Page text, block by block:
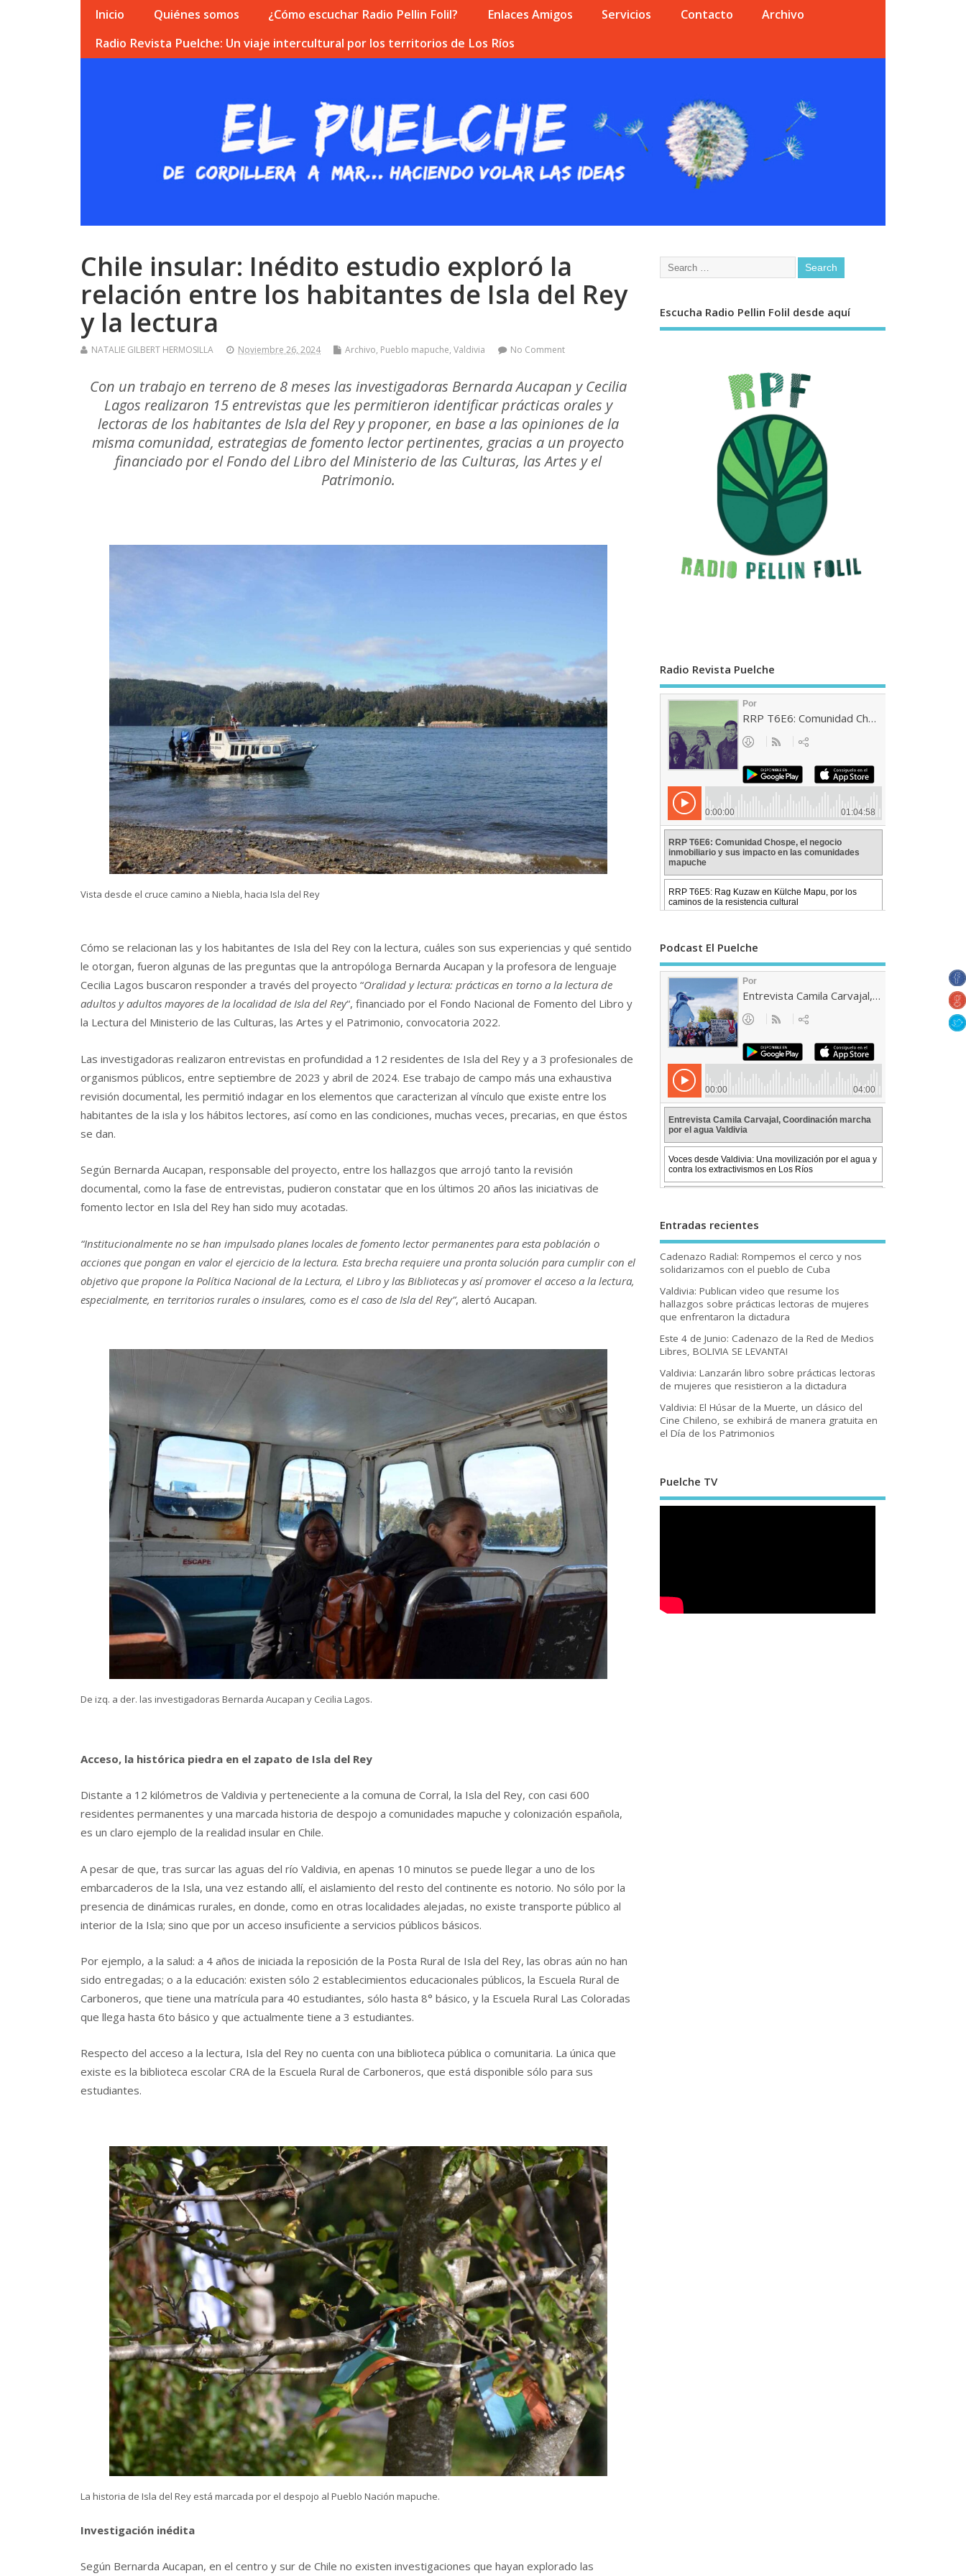
Inicio Quiénes somos ¿Cómo escuchar Radio Pellin Folil? Enlaces Amigos Servicios Contacto
Archivo
Radio Revista Puelche: Un viaje intercultural por los territorios de Los Ríos
Chile insular: Inédito estudio exploró la
relación entre los habitantes de Isla del Rey
y la lectura
NATALIE GILBERT HERMOSILLA Noviembre 26, 2024 Archivo, Pueblo mapuche, Valdivia No Comment
Con un trabajo en terreno de 8 meses las investigadoras Bernarda Aucapan y Cecilia
Lagos realizaron 15 entrevistas que les permitieron identificar prácticas orales y
lectoras de los habitantes de Isla del Rey y proponer, en base a las opiniones de la
misma comunidad, estrategias de fomento lector pertinentes, gracias a un proyecto
financiado por el Fondo del Libro del Ministerio de las Culturas, las Artes y el
Patrimonio.
Vista desde el cruce camino a Niebla, hacia Isla del Rey
Cómo se relacionan las y los habitantes de Isla del Rey con la lectura, cuáles son sus experiencias y qué sentido
le otorgan, fueron algunas de las preguntas que la antropóloga Bernarda Aucapan y la profesora de lenguaje
Cecilia Lagos buscaron responder a través del proyecto “Oralidad y lectura: prácticas en torno a la lectura de
adultos y adultos mayores de la localidad de Isla del Rey“, financiado por el Fondo Nacional de Fomento del Libro y
la Lectura del Ministerio de las Culturas, las Artes y el Patrimonio, convocatoria 2022.
Las investigadoras realizaron entrevistas en profundidad a 12 residentes de Isla del Rey y a 3 profesionales de
organismos públicos, entre septiembre de 2023 y abril de 2024. Ese trabajo de campo más una exhaustiva
revisión documental, les permitió indagar en los elementos que caracterizan al vínculo que existe entre los
habitantes de la isla y los hábitos lectores, así como en las condiciones, muchas veces, precarias, en que éstos
se dan.
Según Bernarda Aucapan, responsable del proyecto, entre los hallazgos que arrojó tanto la revisión
documental, como la fase de entrevistas, pudieron constatar que en los últimos 20 años las iniciativas de
fomento lector en Isla del Rey han sido muy acotadas.
“Institucionalmente no se han impulsado planes locales de fomento lector permanentes para esta población o
acciones que pongan en valor el ejercicio de la lectura. Esta brecha requiere una pronta solución para cumplir con el
objetivo que propone la Política Nacional de la Lectura, el Libro y las Bibliotecas y así promover el acceso a la lectura,
especialmente, en territorios rurales o insulares, como es el caso de Isla del Rey”, alertó Aucapan.
De izq. a der. las investigadoras Bernarda Aucapan y Cecilia Lagos.
Acceso, la histórica piedra en el zapato de Isla del Rey
Distante a 12 kilómetros de Valdivia y perteneciente a la comuna de Corral, la Isla del Rey, con casi 600
residentes permanentes y una marcada historia de despojo a comunidades mapuche y colonización española,
es un claro ejemplo de la realidad insular en Chile.
A pesar de que, tras surcar las aguas del río Valdivia, en apenas 10 minutos se puede llegar a uno de los
embarcaderos de la Isla, una vez estando allí, el aislamiento del resto del continente es notorio. No sólo por la
presencia de dinámicas rurales, en donde, como en otras localidades alejadas, no existe transporte público al
interior de la Isla; sino que por un acceso insuficiente a servicios públicos básicos.
Por ejemplo, a la salud: a 4 años de iniciada la reposición de la Posta Rural de Isla del Rey, las obras aún no han
sido entregadas; o a la educación: existen sólo 2 establecimientos educacionales públicos, la Escuela Rural de
Carboneros, que tiene una matrícula para 40 estudiantes, sólo hasta 8° básico, y la Escuela Rural Las Coloradas
que llega hasta 6to básico y que actualmente tiene a 3 estudiantes.
Respecto del acceso a la lectura, Isla del Rey no cuenta con una biblioteca pública o comunitaria. La única que
existe es la biblioteca escolar CRA de la Escuela Rural de Carboneros, que está disponible sólo para sus
estudiantes.
La historia de Isla del Rey está marcada por el despojo al Pueblo Nación mapuche.
Investigación inédita
Según Bernarda Aucapan, en el centro y sur de Chile no existen investigaciones que hayan explorado las
Escucha Radio Pellin Folil desde aquí
Radio Revista Puelche
Podcast El Puelche
Entradas recientes
Cadenazo Radial: Rompemos el cerco y nos
solidarizamos con el pueblo de Cuba
Valdivia: Publican video que resume los
hallazgos sobre prácticas lectoras de mujeres
que enfrentaron la dictadura
Este 4 de Junio: Cadenazo de la Red de Medios
Libres, BOLIVIA SE LEVANTA!
Valdivia: Lanzarán libro sobre prácticas lectoras
de mujeres que resistieron a la dictadura
Valdivia: El Húsar de la Muerte, un clásico del
Cine Chileno, se exhibirá de manera gratuita en
el Día de los Patrimonios
Puelche TV